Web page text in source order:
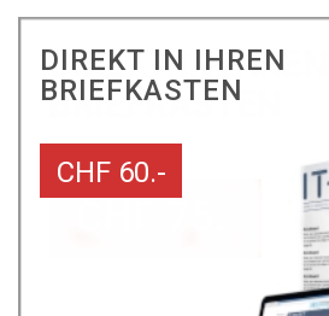
DIREKT IN IHREN
BRIEFKASTEN
CHF 60.-